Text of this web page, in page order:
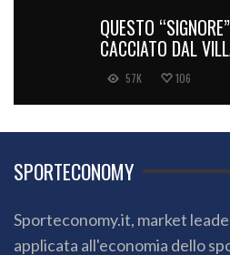
QUESTO
CACCIATO DAL
57K 106
SPORTECONOMY
Sporteconomy.it, market
applicata all'economia dello